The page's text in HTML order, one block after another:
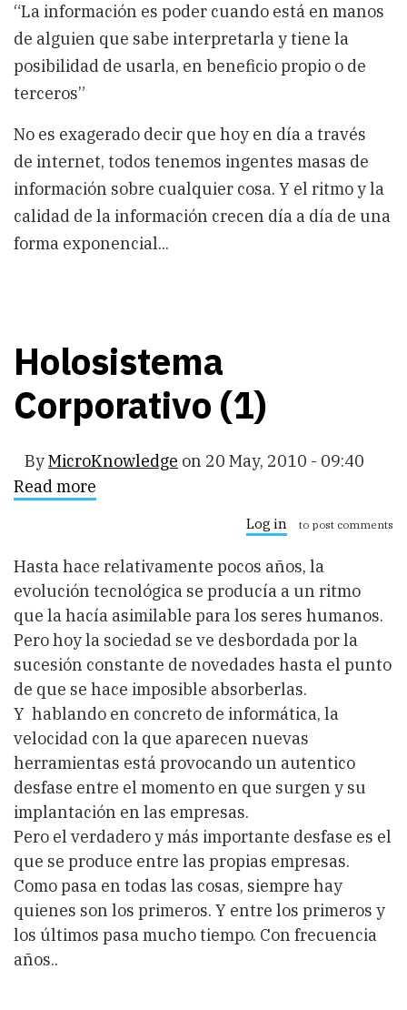
“La información es poder cuando está en manos
de alguien que sabe interpretarla y tiene la
posibilidad de usarla, en beneficio propio o de
terceros”
No es exagerado decir que hoy en día a través
de internet, todos tenemos ingentes masas de
información sobre cualquier cosa. Y el ritmo y la
calidad de la información crecen día a día de una
forma exponencial...
Holosistema
Corporativo (1)
ByMicroKnowledge on 20 May, 2010 - 09:40
Read more
Log in to post comments
Hasta hace relativamente pocos años, la
evolución tecnológica se producía a un ritmo
que la hacía asimilable para los seres humanos.
Pero hoy la sociedad se ve desbordada por la
sucesión constante de novedades hasta el punto
de que se hace imposible absorberlas.
Y hablando en concreto de informática, la
velocidad con la que aparecen nuevas
herramientas está provocando un autentico
desfase entre el momento en que surgen y su
implantación en las empresas.
Pero el verdadero y más importante desfase es el
que se produce entre las propias empresas.
Como pasa en todas las cosas, siempre hay
quienes son los primeros. Y entre los primeros y
los últimos pasa mucho tiempo. Con frecuencia
años..